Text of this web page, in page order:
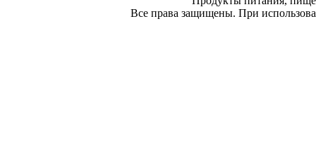
Все права защищены. При